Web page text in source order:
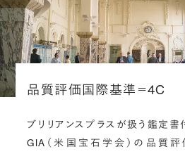
品質評価国際基準＝4C
ブリリアンスプラスが扱う鑑定書
GIA（米国宝石学会）の品質